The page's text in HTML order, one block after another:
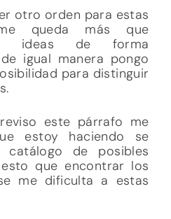
otro orden para estas
queda más que
ideas de forma
igual manera pongo
para distinguir
este párrafo me
estoy haciendo se
de posibles
que encontrar los
me dificulta a estas